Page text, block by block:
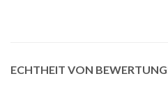
ECHTHEIT VON